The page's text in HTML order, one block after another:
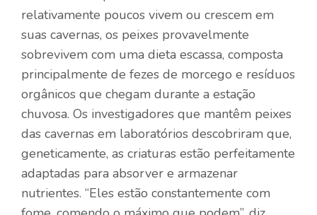
relativamente poucos vivem ou crescem em
suas cavernas, os peixes provavelmente
sobrevivem com uma dieta escassa, composta
principalmente de fezes de morcego e resíduos
orgânicos que chegam durante a estação
chuvosa. Os investigadores que mantêm peixes
das cavernas em laboratórios descobriram que,
geneticamente, as criaturas estão perfeitamente
adaptadas para absorver e armazenar
nutrientes. “Eles estão constantemente com